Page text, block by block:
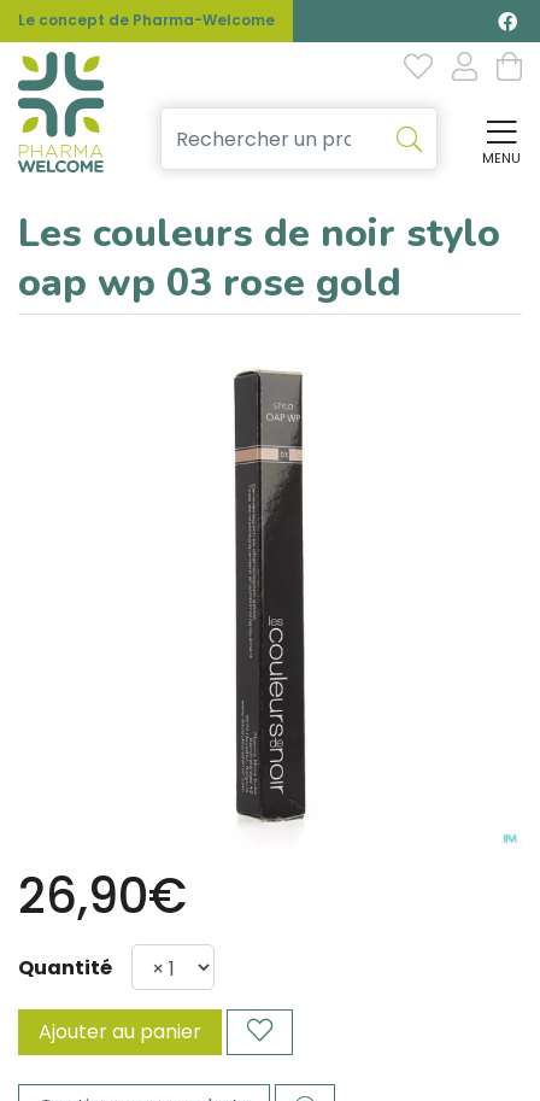
Le concept de Pharma-Welcome
MENU
Les couleurs de noir stylo
oap wp 03 rose gold
26,90€
Quantité
Ajouter au panier